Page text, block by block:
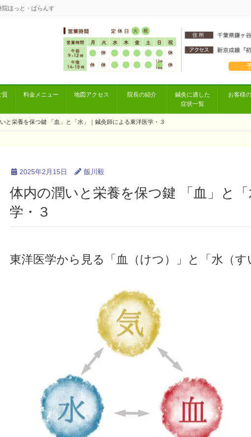
ほっと・ばらんす
質
料金メニュー 地図アクセス 院長の紹介
鍼灸に適した
症状一覧
お客様
と栄養を保つ鍵 「血」と「水」｜鍼灸師による東洋医学・３
2025年2月15日 飯川毅
体内の潤いと栄養を保つ鍵 「血」と
学・３
東洋医学から見る「血（けつ）」と「水（す